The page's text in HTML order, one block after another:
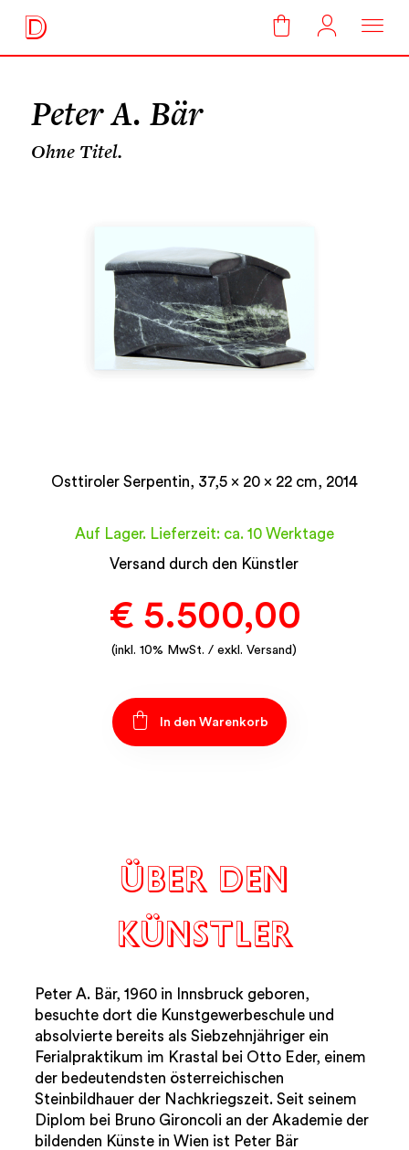
Peter A. Bär
Ohne Titel.
Osttiroler Serpentin, 37,5 x 20 x 22 cm, 2014
Auf Lager. Lieferzeit: ca. 10 Werktage
Versand durch den Künstler
€ 5.500,00
(inkl. 10% MwSt. / exkl. Versand)
In den Warenkorb
ÜBER DEN
KÜNSTLER
Peter A. Bär, 1960 in Innsbruck geboren,
besuchte dort die Kunstgewerbeschule und
absolvierte bereits als Siebzehnjähriger ein
Ferialpraktikum im Krastal bei Otto Eder, einem
der bedeutendsten österreichischen
Steinbildhauer der Nachkriegszeit. Seit seinem
Diplom bei Bruno Gironcoli an der Akademie der
bildenden Künste in Wien ist Peter Bär